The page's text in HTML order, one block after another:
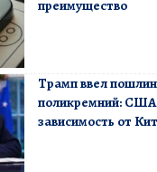
преимущество
Трамп ввел
поликремний: США
зависимость от